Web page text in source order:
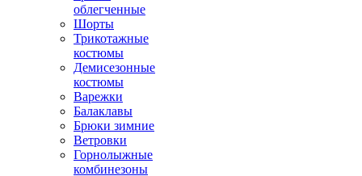
облегченные
Шорты
Трикотажные
костюмы
Демисезонные
костюмы
Варежки
Балаклавы
Брюки зимние
Ветровки
Горнолыжные
комбинезоны